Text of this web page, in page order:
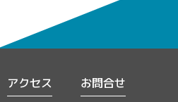
アクセス お問合せ